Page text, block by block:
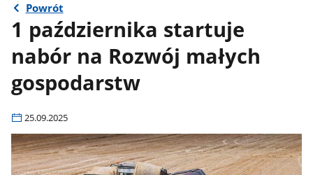
Powrót
1 października startuje
nabór na Rozwój małych
gospodarstw
25.09.2025